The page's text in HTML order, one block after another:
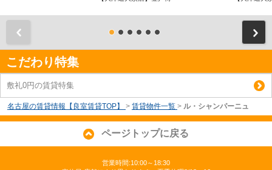
こだわり特集
敷礼0円の賃貸特集
名古屋の賃貸情報【良室賃貸TOP】 > 賃貸物件一覧 > ル・シャンパーニュ
ページトップに戻る
営業時間:10:00～18:30